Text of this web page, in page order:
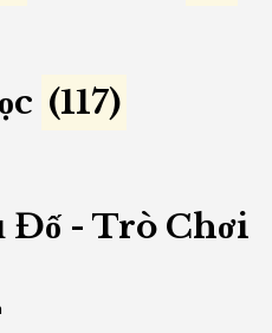
(117)
Đố - Trò Chơi